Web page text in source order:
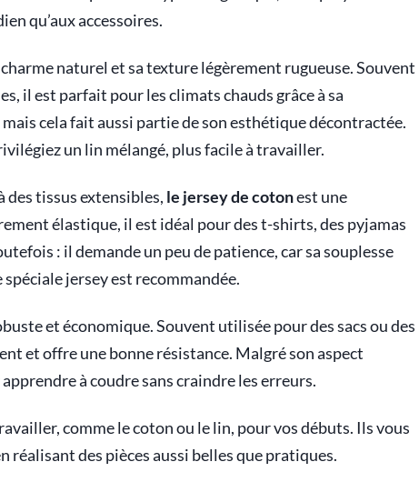
qu’aux accessoires.
naturel et sa texture légèrement rugueuse. Souvent
il est parfait pour les climats chauds grâce à sa
cela fait aussi partie de son esthétique décontractée.
un lin mélangé, plus facile à travailler.
des tissus extensibles, le jersey de cotonest une
élastique, il est idéal pour des t-shirts, des pyjamas
: il demande un peu de patience, car sa souplesse
jersey est recommandée.
et économique. Souvent utilisée pour des sacs ou des
et offre une bonne résistance. Malgré son aspect
à coudre sans craindre les erreurs.
comme le coton ou le lin, pour vos débuts. Ils vous
réalisant des pièces aussi belles que pratiques.